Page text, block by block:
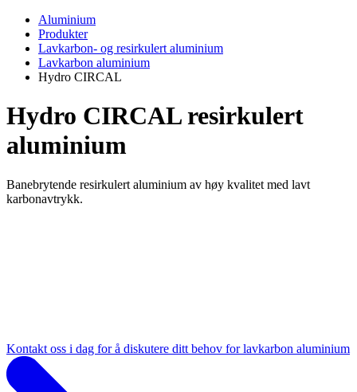
Aluminium
Produkter
Lavkarbon- og resirkulert aluminium
Lavkarbon aluminium
Hydro CIRCAL
Hydro CIRCAL resirkulert
aluminium
Banebrytende resirkulert aluminium av høy kvalitet med lavt
karbonavtrykk.
Kontakt oss i dag for å diskutere ditt behov for lavkarbon aluminium